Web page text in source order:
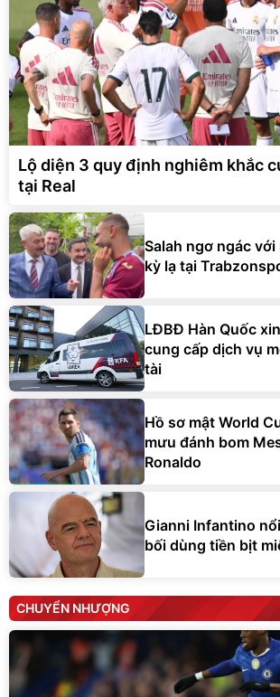
Lộ diện 3 quy định nghiêm khắc
tại Real
Salah ngơ ngác
kỳ lạ tại
LĐBĐ Hàn Quốc
cung cấp dịch vụ
tài
Hồ sơ mật World
mưu đánh bom
Ronaldo
Gianni Infantino
bối dùng tiền bịt
CHUYỂN NHƯỢNG